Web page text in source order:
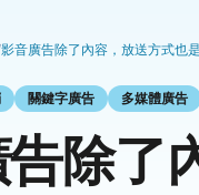
影音廣告除了內容，放送方式也
關鍵字廣告 多媒體廣告
除了